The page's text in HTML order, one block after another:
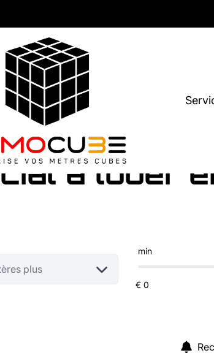
à louer
plus
min